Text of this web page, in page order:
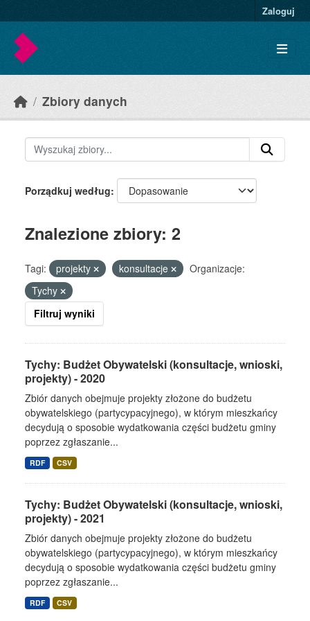
Zaloguj
Zbiory danych
Porządkuj według
Znalezione zbiory: 2
Tagi: projekty konsultacje
Organizacje:
Tychy
Filtruj wyniki
Tychy: Budżet Obywatelski (konsultacje, wnioski,
projekty) - 2020
Zbiór danych obejmuje projekty złożone do budżetu
obywatelskiego (partycypacyjnego), w którym mieszkańcy
decydują o sposobie wydatkowania części budżetu gminy
poprzez zgłaszanie...
RDF CSV
Tychy: Budżet Obywatelski (konsultacje, wnioski,
projekty) - 2021
Zbiór danych obejmuje projekty złożone do budżetu
obywatelskiego (partycypacyjnego), w którym mieszkańcy
decydują o sposobie wydatkowania części budżetu gminy
poprzez zgłaszanie...
RDF CSV